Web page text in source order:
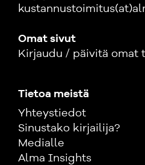
Omat sivut
Kirjaudu / päivitä omat
Tietoa meistä
Yhteystiedot
Sinustako kirjailija?
Medialle
Alma Insights